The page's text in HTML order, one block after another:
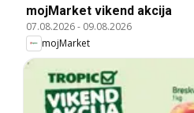
mojMarket vikend akcija
07.08.2026- 09.08.2026
mojMarket